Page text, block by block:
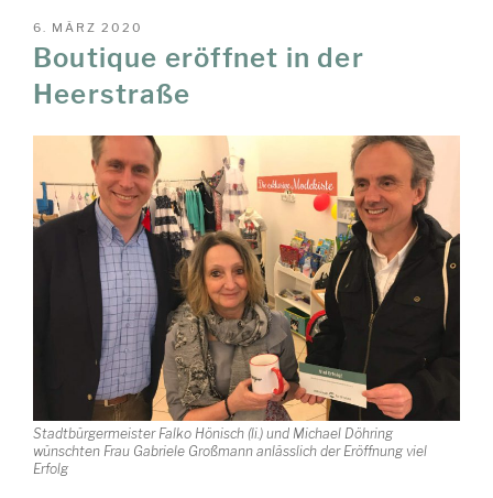
VERÖFFENTLICHT
AM
6. MÄRZ 2020
Boutique eröffnet in der
Heerstraße
Stadtbürgermeister Falko Hönisch (li.) und Michael Döhring
wünschten Frau Gabriele Großmann anlässlich der Eröffnung viel
Erfolg